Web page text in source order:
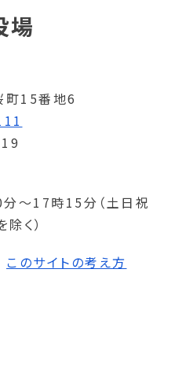
場
町15番地6
～17時15分（土日祝
く）
このサイトの考え方